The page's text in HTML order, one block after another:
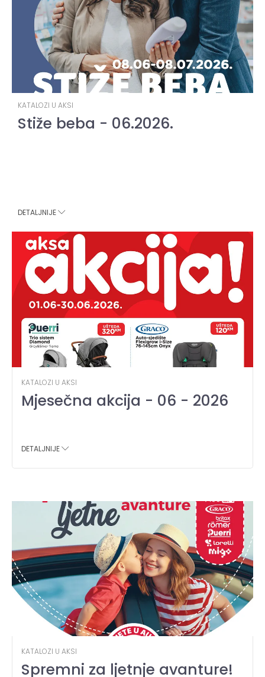
KATALOZI U AKSI
Stiže beba - 06.2026.
DETALJNIJE
KATALOZI U AKSI
Mjesečna akcija - 06 - 2026
DETALJNIJE
KATALOZI U AKSI
Spremni za ljetnje avanture!